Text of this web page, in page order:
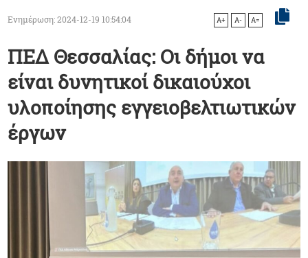
Ενημέρωση: 2024-12-19 10:54:04 A+ A- A=
ΠΕΔ Θεσσαλίας: Οι δήμοι να
είναι δυνητικοί δικαιούχοι
υλοποίησης εγγειοβελτιωτικών
έργων